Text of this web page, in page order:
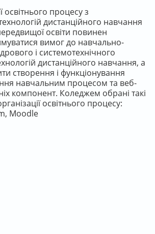
освітнього процесу з
дистанційного навчання
освіти повинен
вимог до навчально-
і системотехнічного
дистанційного навчання, а
створення і функціонування
навчальним процесом та веб-
компонент. Коледжем обрані такі
освітнього процесу:
Moodle